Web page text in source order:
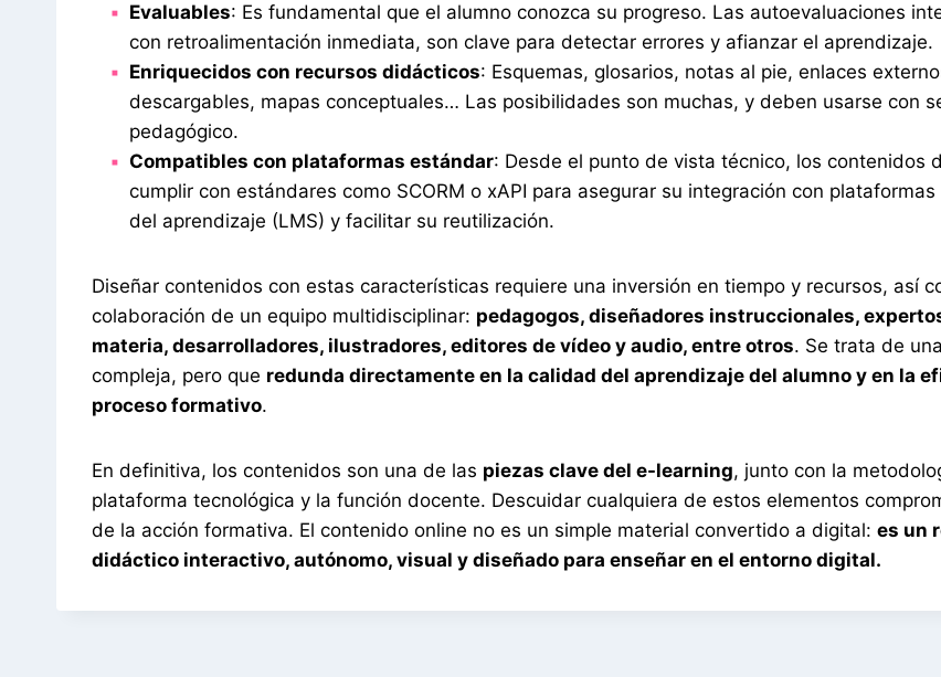
Evaluables: Es fundamental que el alumno conozca su progreso. Las autoevaluaciones
con retroalimentación inmediata, son clave para detectar errores y afianzar el aprendizaje.
Enriquecidos con recursos didácticos: Esquemas, glosarios, notas al pie, enlaces
descargables, mapas conceptuales… Las posibilidades son muchas, y deben usarse con
pedagógico.
Compatibles con plataformas estándar: Desde el punto de vista técnico, los contenidos
cumplir con estándares como SCORM o xAPI para asegurar su integración con
del aprendizaje (LMS) y facilitar su reutilización.
Diseñar contenidos con estas características requiere una inversión en tiempo y recursos, así
colaboración de un equipo multidisciplinar: pedagogos, diseñadores instruccionales,
materia, desarrolladores, ilustradores, editores de vídeo y audio, entre otros. Se trata de
compleja, pero que redunda directamente en la calidad del aprendizaje del alumno y en la
proceso formativo.
En definitiva, los contenidos son una de las piezas clave del e-learning, junto con la
plataforma tecnológica y la función docente. Descuidar cualquiera de estos elementos
de la acción formativa. El contenido online no es un simple material convertido a digital: es un
didáctico interactivo, autónomo, visual y diseñado para enseñar en el entorno digital.